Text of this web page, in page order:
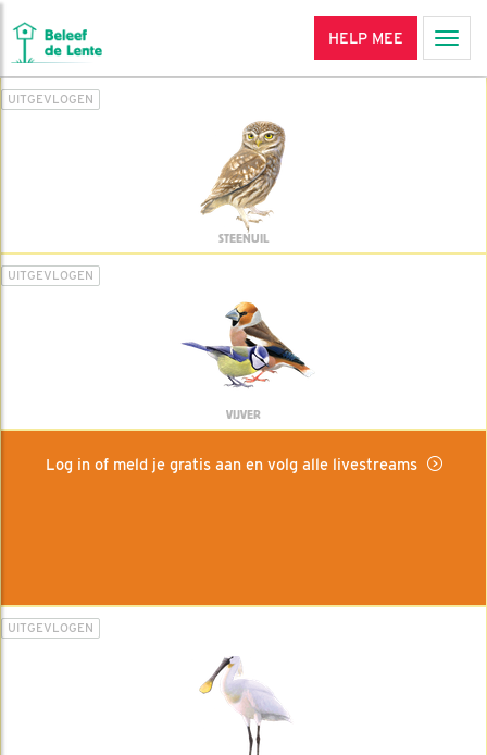
HELP MEE
UITGEVLOGEN
STEENUIL
UITGEVLOGEN
VIJVER
Log in of meld je gratis aan en volg alle livestreams
UITGEVLOGEN